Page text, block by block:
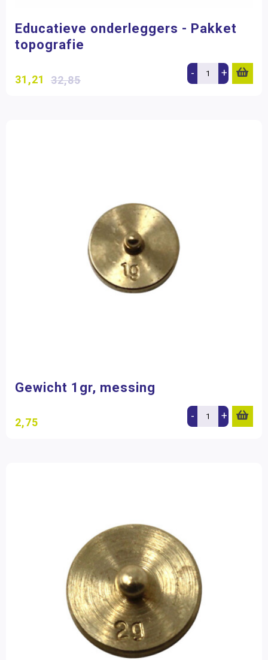
Educatieve onderleggers - Pakket
topografie
31,21 32,85
- +
Gewicht 1gr, messing
2,75 - +